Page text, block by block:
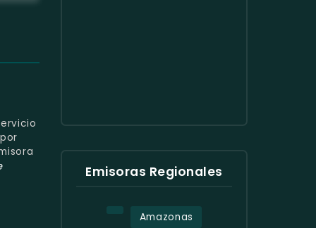
Emisoras Regionales
Amazonas